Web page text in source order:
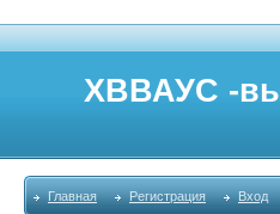
ХВВАУС -
Главная Регистрация Вход